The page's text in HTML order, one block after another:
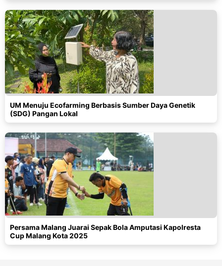
UM Menuju Ecofarming Berbasis Sumber Daya Genetik
(SDG) Pangan Lokal
Persama Malang Juarai Sepak Bola Amputasi Kapolresta
Cup Malang Kota 2025